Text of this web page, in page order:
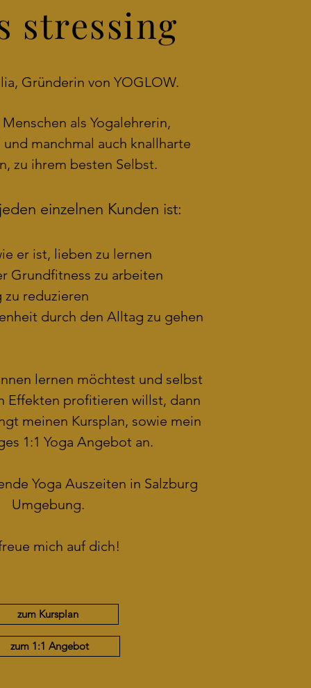
stressing
Gründerin von YOGLOW.
als Yogalehrerin,
manchmal auch knallharte
zu ihrem besten Selbst.
einzelnen Kunden ist:
er ist, lieben zu lernen
Grundfitness zu arbeiten
zu reduzieren
durch den Alltag zu gehen
lernen möchtest und selbst
Effekten profitieren willst, dann
meinen Kursplan, sowie mein
1:1 Yoga Angebot an.
Yoga Auszeiten in Salzburg
Umgebung.
mich auf dich!
zum Kursplan
zum 1:1 Angebot